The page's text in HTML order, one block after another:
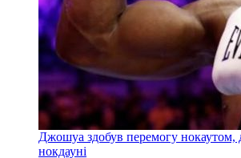
Джошуа здобув перемогу нокаутом,
нокдауні